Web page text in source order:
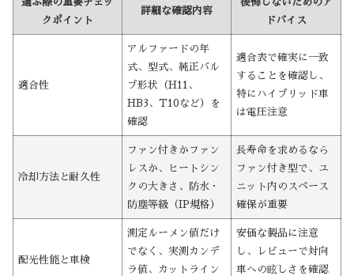
選ぶ際の重要チェッ
クポイント
詳細な確認内容
後悔しないためのア
ドバイス
適合性
アルファードの年
式、型式、純正バル
ブ形状（H11、
HB3、T10など）を
確認
適合表で確実に一致
することを確認し、
特にハイブリッド車
は電圧注意
冷却方法と耐久性
ファン付きかファン
レスか、ヒートシン
クの大きさ、防水・
防塵等級（IP規格）
長寿命を求めるなら
ファン付き型で、ユ
ニット内のスペース
確保が重要
配光性能と車検
測定ルーメン値だけ
でなく、実測カンデ
ラ値、カットライン
安価な製品に注意
し、レビューで対向
車への眩しさを確認